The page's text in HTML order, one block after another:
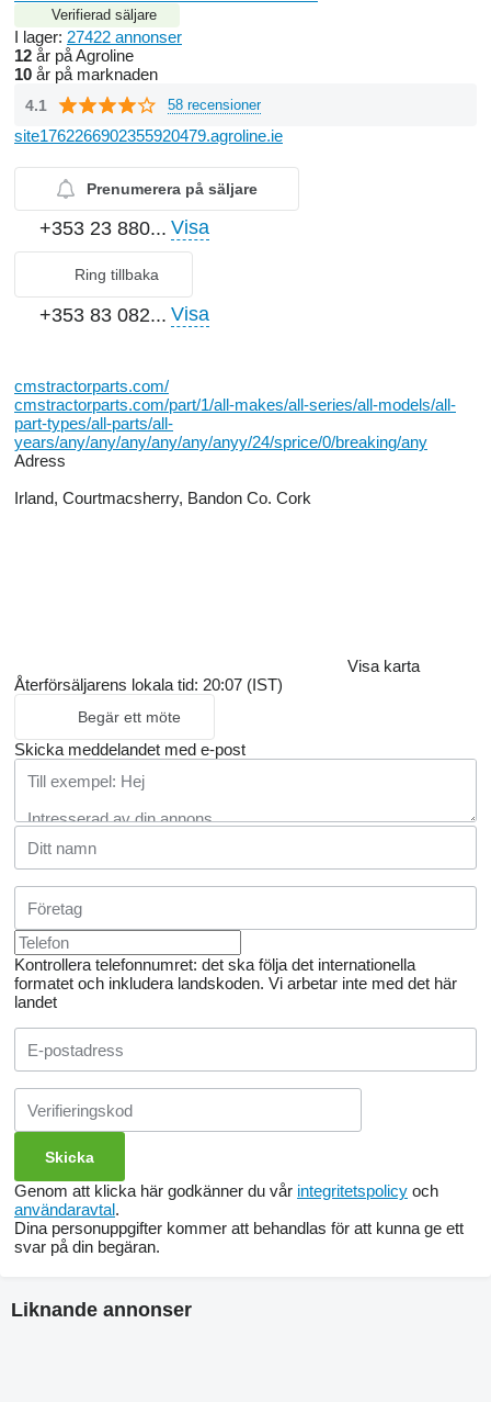
Verifierad säljare
I lager: 27422 annonser
12 år på Agroline
10 år på marknaden
4.1 58 recensioner
site1762266902355920479.agroline.ie
Prenumerera på säljare
+353 23 880... Visa
Ring tillbaka
+353 83 082... Visa
cmstractorparts.com/
cmstractorparts.com/part/1/all-makes/all-series/all-models/all-
part-types/all-parts/all-
years/any/any/any/any/any/anyy/24/sprice/0/breaking/any
Adress
Irland, Courtmacsherry, Bandon Co. Cork
Visa karta
Återförsäljarens lokala tid: 20:07 (IST)
Begär ett möte
Skicka meddelandet med e-post
Kontrollera telefonnumret: det ska följa det internationella
formatet och inkludera landskoden. Vi arbetar inte med det här
landet
Genom att klicka här godkänner du vår integritetspolicy och
användaravtal.
Dina personuppgifter kommer att behandlas för att kunna ge ett
svar på din begäran.
Liknande annonser